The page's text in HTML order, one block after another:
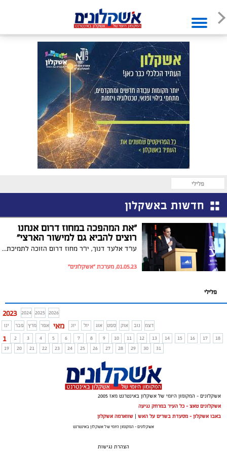
פלילי
חדשות באשקלון
"את המהפכה במחוז דרום אנחנו
רוצים להביא גם למישור הארצי"
עו"ד אלעד דנוך, יו"ר מחוז דרום הזוכה לתמיכת אלפי עורכי דין הכריז לאחרונה כי יתמודד בבחירות שיתקיימו ביוני 2023 על קדנציה נוספת ויעמוד בראש סיעה למועצה הארצית, הגוף המבצע של לשכת עורכי הדין. דנוך: "הצלחנו לטעת שורשים עמוקים ולגעת בלבבות, עובדים מסביב לשעון עבור ציבור עורכי הדין"
01.05.23, מערכת "אשקלונים"
פלילי
2023 2024 2025 2026
ינו
פבר מרץ אפר מאי יונ יול אוג ספט אוק נוב דצמ
1 2 3 4 5 6 7 8 9 10 11 12 13 14 15 16 17
18
19
20 21 22 23 24 25 26 27 28 29 30 31
אשקלונים - המקומון היומי של אשקלון באינטרנט מאז 2005
אשקלונים טאצ - כל העיר במרחק נגיעה
באבו אשקלון - מסעדת בשרים על האש | שווארמה אשקלון
אשקלונים - המקומון היומי של אשקלון באינטרנט
הצהרת נגישות